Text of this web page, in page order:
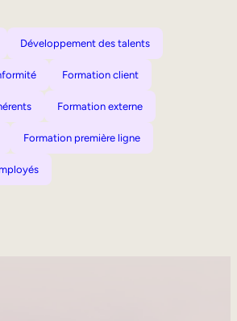
Développement des talents
Formation client
Formation externe
Formation première ligne